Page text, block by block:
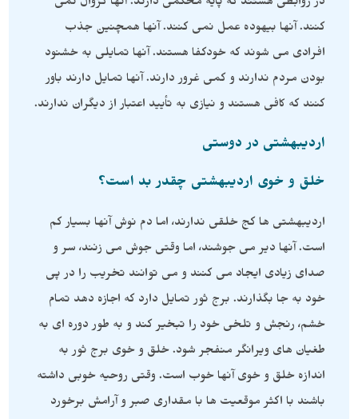
در روابطی هستند که پایه محکمی دارند. آنها کژوال نمی
کنند. آنها بیهوده عمل نمی کنند. آنها همچنین جذب
افرادی می شوند که خودکفا هستند. آنها تمایلی به خشنود
بودن مردم ندارند و کمی غرور دارند. آنها تمایل دارند باور
کنند که کافی هستند و نیازی به تأیید اعتبار از دیگران ندارند.
اردیبهشتی در دوستی
خلق و خوی اردیبهشتی چقدر بد است؟
اردیبهشتی ها کج خلقی ندارند، اما دم نوش آنها بسیار کم
است. آنها دیر می جوشند، اما وقتی جوش می زنند، سر و
صدای زیادی ایجاد می کنند و می توانند تخریب را در پی
خود به جا بگذارند. برج ثور تمایل دارد که اجازه دهد تمام
خشم، رنجش و تلخی خود را تبخیر کند و به طور دوره ای به
طغیان های ویرانگر منفجر شود. خلق و خوی برج ثور به
اندازه خلق و خوی آنها خوب است. وقتی روحیه خوبی داشته
باشند با اکثر موقعیت ها با مقداری صبر و آرامش برخورد